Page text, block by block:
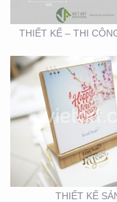
THIẾT KẾ – THI
THIẾT KẾ
THIẾT KẾ VÀ
LỊCH HTV